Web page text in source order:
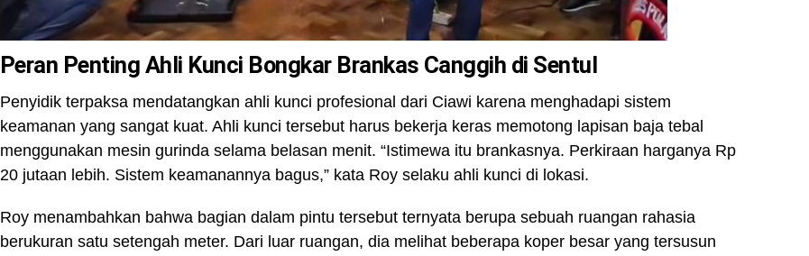
Peran Penting Ahli Kunci Bongkar Brankas Canggih di Sentul
Penyidik terpaksa mendatangkan ahli kunci profesional dari Ciawi karena menghadapi sistem
keamanan yang sangat kuat. Ahli kunci tersebut harus bekerja keras memotong lapisan baja tebal
menggunakan mesin gurinda selama belasan menit. “Istimewa itu brankasnya. Perkiraan harganya Rp
20 jutaan lebih. Sistem keamanannya bagus,” kata Roy selaku ahli kunci di lokasi.
Roy menambahkan bahwa bagian dalam pintu tersebut ternyata berupa sebuah ruangan rahasia
berukuran satu setengah meter. Dari luar ruangan, dia melihat beberapa koper besar yang tersusun